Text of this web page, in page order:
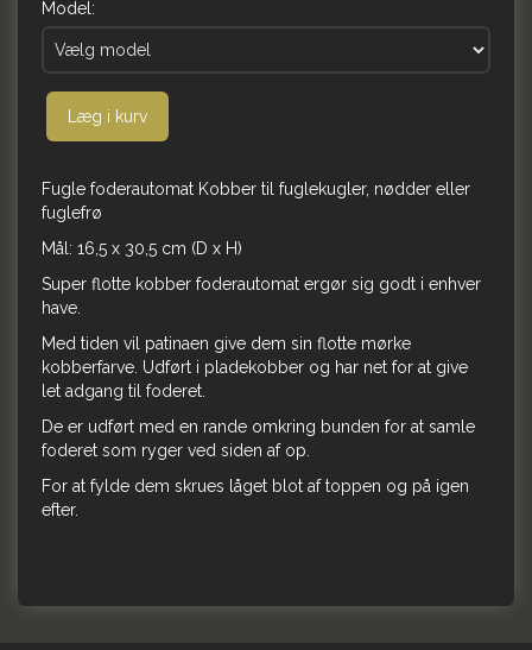
Model:
Læg i kurv
Fugle foderautomat Kobber til fuglekugler, nødder eller
fuglefrø
Mål: 16,5 x 30,5 cm (D x H)
Super flotte kobber foderautomat ergør sig godt i enhver
have.
Med tiden vil patinaen give dem sin flotte mørke
kobberfarve. Udført i pladekobber og har net for at give
let adgang til foderet.
De er udført med en rande omkring bunden for at samle
foderet som ryger ved siden af op.
For at fylde dem skrues låget blot af toppen og på igen
efter.